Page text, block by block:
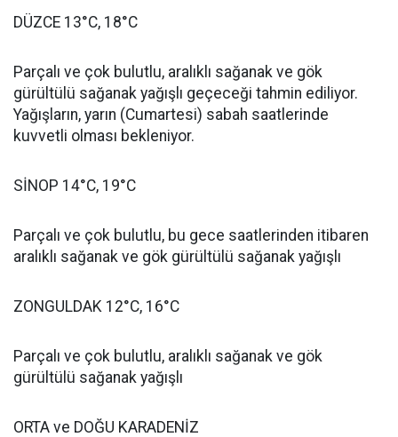
DÜZCE 13°C, 18°C
Parçalı ve çok bulutlu, aralıklı sağanak ve gök
gürültülü sağanak yağışlı geçeceği tahmin ediliyor.
Yağışların, yarın (Cumartesi) sabah saatlerinde
kuvvetli olması bekleniyor.
SİNOP 14°C, 19°C
Parçalı ve çok bulutlu, bu gece saatlerinden itibaren
aralıklı sağanak ve gök gürültülü sağanak yağışlı
ZONGULDAK 12°C, 16°C
Parçalı ve çok bulutlu, aralıklı sağanak ve gök
gürültülü sağanak yağışlı
ORTA ve DOĞU KARADENİZ